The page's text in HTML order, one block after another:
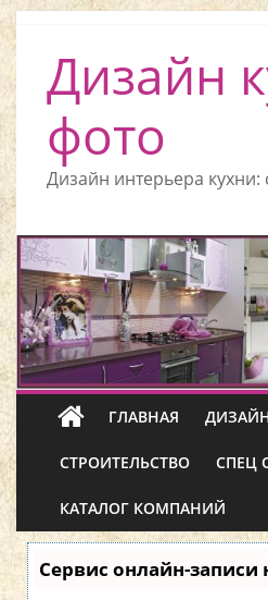
Дизайн
фото
Дизайн интерьера кухни:
ГЛАВНАЯ
СТРОИТЕЛЬСТВО СПЕЦ
КАТАЛОГ КОМПАНИЙ
Сервис онлайн-записи